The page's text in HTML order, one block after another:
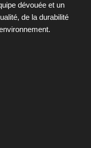
dévouée et un
de la durabilité